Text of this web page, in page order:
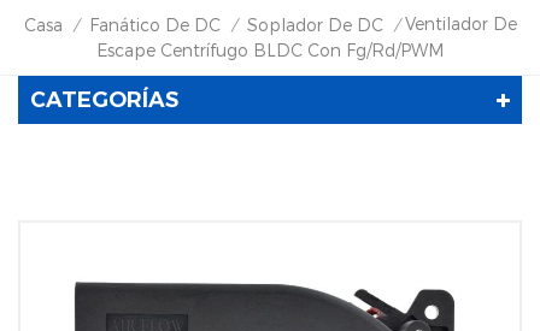
Casa / Fanático De DC / Soplador De DC / Ventilador De
Escape Centrífugo BLDC Con Fg/Rd/PWM
CATEGORÍAS